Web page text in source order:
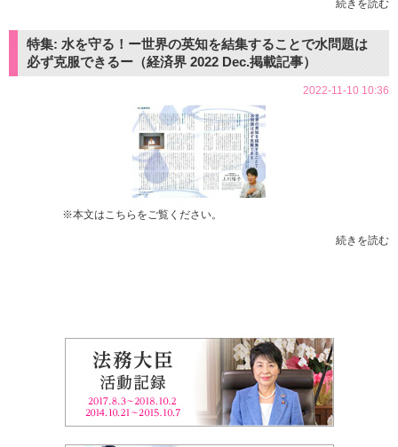
続きを読む
特集: 水を守る！ー世界の英知を結集することで水問題は
必ず克服できるー（経済界 2022 Dec.掲載記事）
2022-11-10 10:36
※本文はこちらをご覧ください。
続きを読む